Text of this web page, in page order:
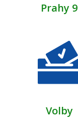
Prahy 9
Volby